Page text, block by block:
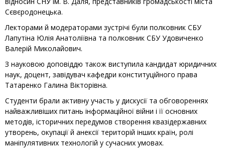
Сєвєродонецька.
Лекторами й модераторами зустрічі були полковник СБУ
Лапутіна Юлія Анатоліївна та полковник СБУ Удовиченко
Валерій Миколайович.
З науковою доповіддю також виступила кандидат юридичних
наук, доцент, завідувач кафедри конституційного права
Татаренко Галина Вікторівна.
Студенти брали активну участь у дискусії та обговореннях
найважливіших питань інформаційної війни і її основних
методів, історичних передумов створення квазідержавних
утворень, окупації й анексії територій інших країн, ролі
маніпулятивних технологій у сучасних умовах.